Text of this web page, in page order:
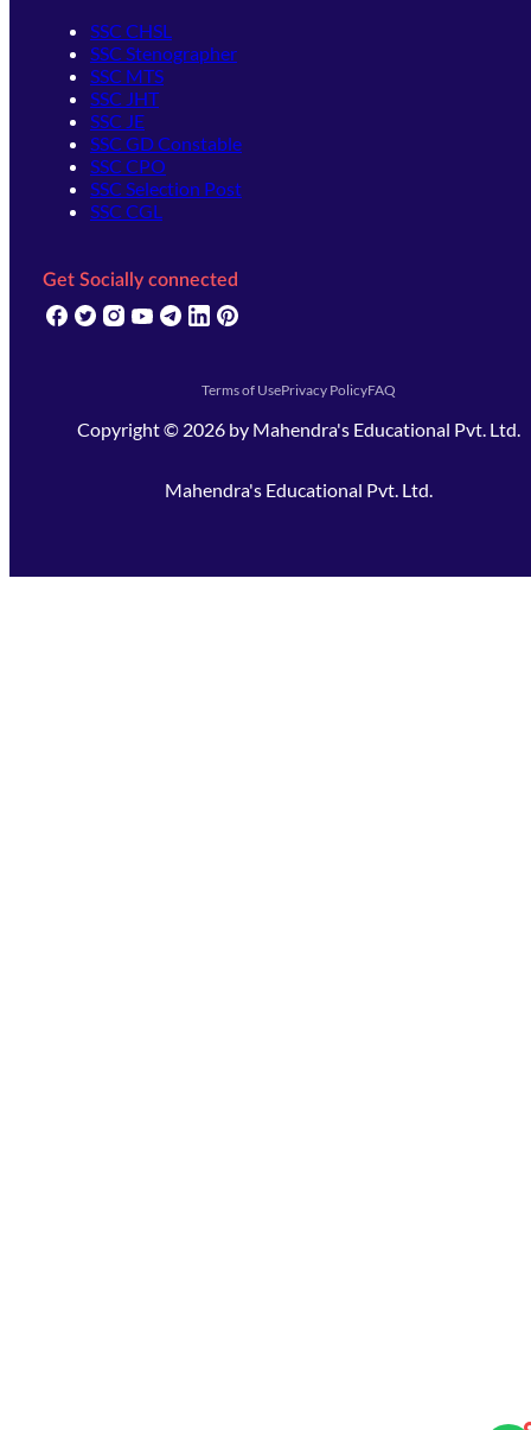
SSC CHSL
SSC Stenographer
SSC MTS
SSC JHT
SSC JE
SSC GD Constable
SSC CPO
SSC Selection Post
SSC CGL
Get Socially connected
(opens in new tab)
(opens in new tab)
(opens in new tab)
(opens in new tab)
(opens in new tab)
(opens in new tab)
Terms of UsePrivacy PolicyFAQ
Copyright © 2026 by Mahendra's Educational Pvt. Ltd.
Mahendra's Educational Pvt. Ltd.